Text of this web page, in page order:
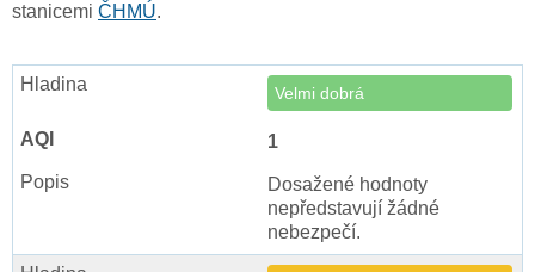
stanicemi ČHMÚ.
Velmi dobrá
1
Dosažené hodnoty
nepředstavují žádné
nebezpečí.